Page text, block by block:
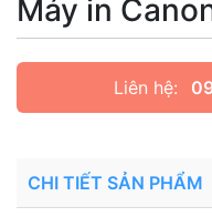
Máy in
Liên hệ:
CHI TIẾT SẢN PHẨM